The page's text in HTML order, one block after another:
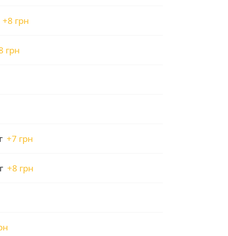
+8 грн
грн
+7 грн
+8 грн